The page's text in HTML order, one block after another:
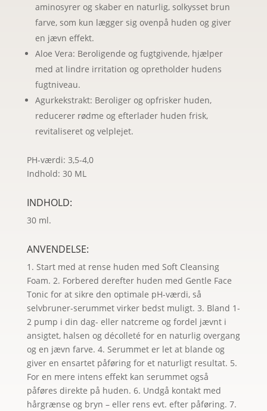
aminosyrer og skaber en naturlig, solkysset brun
farve, som kun lægger sig ovenpå huden og giver
en jævn effekt.
Aloe Vera: Beroligende og fugtgivende, hjælper
med at lindre irritation og opretholder hudens
fugtniveau.
Agurkekstrakt: Beroliger og opfrisker huden,
reducerer rødme og efterlader huden frisk,
revitaliseret og velplejet.
PH-værdi: 3,5-4,0
Indhold: 30 ML
INDHOLD:
30 ml.
ANVENDELSE:
1. Start med at rense huden med Soft Cleansing
Foam. 2. Forbered derefter huden med Gentle Face
Tonic for at sikre den optimale pH-værdi, så
selvbruner-serummet virker bedst muligt. 3. Bland 1-
2 pump i din dag- eller natcreme og fordel jævnt i
ansigtet, halsen og décolleté for en naturlig overgang
og en jævn farve. 4. Serummet er let at blande og
giver en ensartet påføring for et naturligt resultat. 5.
For en mere intens effekt kan serummet også
påføres direkte på huden. 6. Undgå kontakt med
hårgrænse og bryn – eller rens evt. efter påføring. 7.